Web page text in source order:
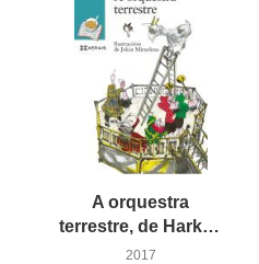
A orquestra
terrestre, de Harkaitz Cano
2017